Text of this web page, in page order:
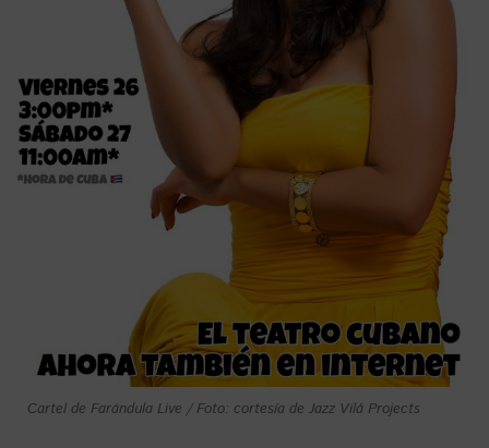
Cartel de Farándula Live / Foto: cortesía de Jazz Vilá Projects